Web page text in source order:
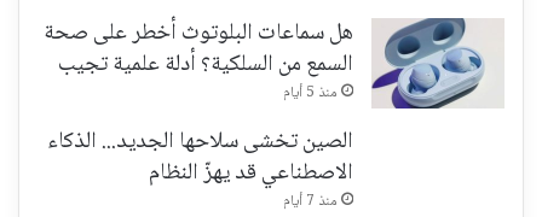
هل سماعات البلوتوث أخطر على صحة
السمع من السلكية؟ أدلة علمية تجيب
منذ 5 أيام
الصين تخشى سلاحها الجديد... الذكاء
الاصطناعي قد يهزّ النظام
منذ 7 أيام